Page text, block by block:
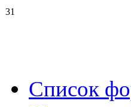
31
Список